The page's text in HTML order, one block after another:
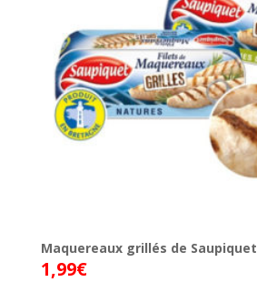
Maquereaux grillés de Saupiquet
1,99€